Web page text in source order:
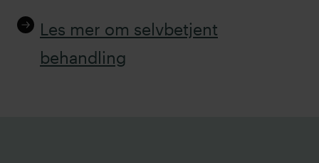
Les mer om selvbetjent
behandling